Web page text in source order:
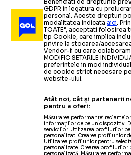
GDPR in legatura cu
personal. Aceste drepturi
modalitatea indicataaici.
TOATE”, acceptati
tip Cookie, care implica
privire la stocarea/
Vendor-ii cu care
MODIFIC SETARILE
preferintele in mod
de cookie strict necesare
website-ului.
Atât noi, cât și partenerii
pentru a oferi:
Măsurarea performanței
informațiilor de pe un dispozitiv.
serviciilor. Utilizarea profilurilor
personalizat. Crearea profilurilor
Utilizarea profilurilor pentru
personalizate. Crearea